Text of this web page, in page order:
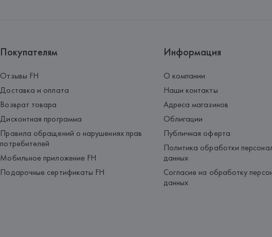
Покупателям
Отзывы FH
Доставка и оплата
Возврат товара
Дисконтная программа
Правила обращений о нарушениях прав
потребителей
Мобильное приложение FH
Подарочные сертификаты FH
Информация
О компании
Наши контакты
Адреса магазинов
Облигации
Публичная оферта
Политика обработки
данных
Согласие на обработку
данных